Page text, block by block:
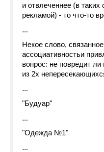
и отвлеченнее (в таких
рекламой) - то что-то
...
Некое слово,
ассоциативностьи
вопрос: не повредит
из 2х
...
"Будуар"
...
"Одежда №1"
...